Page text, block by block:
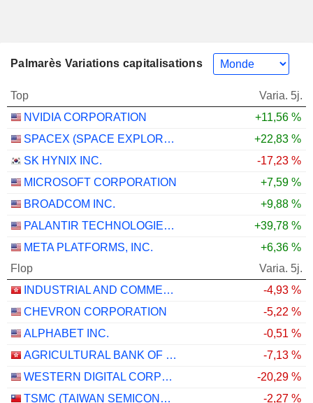
Palmarès Variations capitalisations
Top
Varia. 5j.
NVIDIA CORPORATION
+11,56 %
SPACEX (SPACE EXPLORATION TECHNOLOGIES)
+22,83 %
SK HYNIX INC.
-17,23 %
MICROSOFT CORPORATION
+7,59 %
BROADCOM INC.
+9,88 %
PALANTIR TECHNOLOGIES INC.
+39,78 %
META PLATFORMS, INC.
+6,36 %
Flop
Varia. 5j.
INDUSTRIAL AND COMMERCIAL BANK OF CHINA LIMITED
-4,93 %
CHEVRON CORPORATION
-5,22 %
ALPHABET INC.
-0,51 %
AGRICULTURAL BANK OF CHINA LIMITED
-7,13 %
WESTERN DIGITAL CORPORATION
-20,29 %
TSMC (TAIWAN SEMICONDUCTOR MANUFACTURING COMPANY)
-2,27 %